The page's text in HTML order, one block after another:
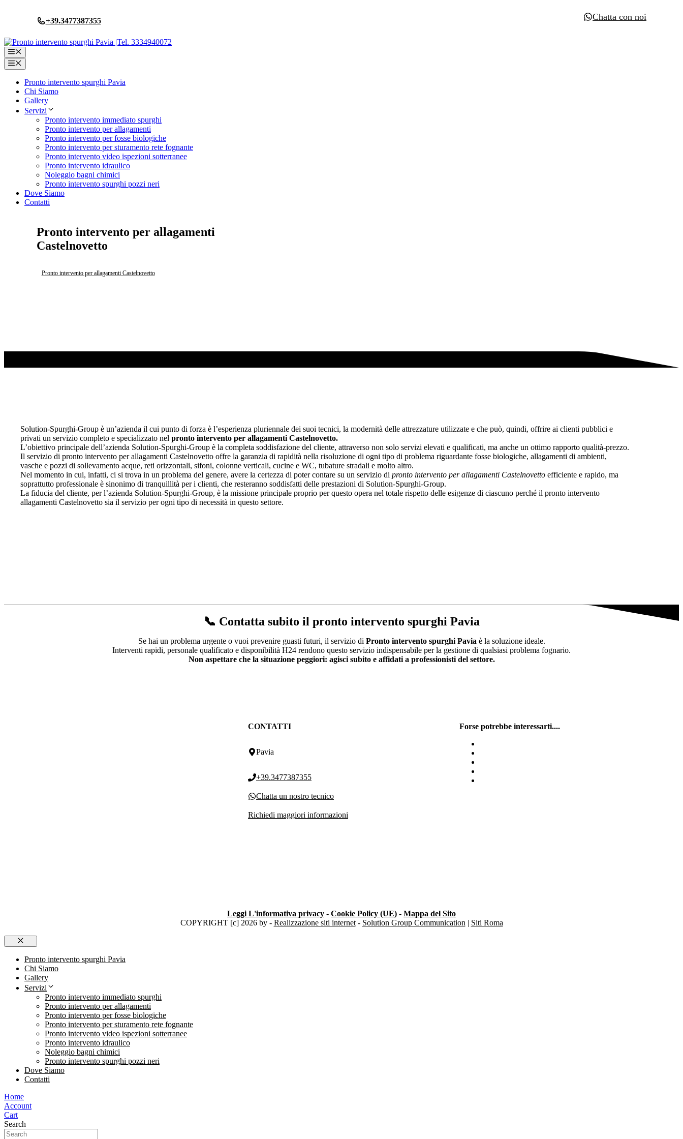
+39.3477387355 Chatta con noi
Menu
Menu
Pronto intervento spurghi Pavia
Chi Siamo
Gallery
Servizi
Pronto intervento immediato spurghi
Pronto intervento per allagamenti
Pronto intervento per fosse biologiche
Pronto intervento per sturamento rete fognante
Pronto intervento video ispezioni sotterranee
Pronto intervento idraulico
Noleggio bagni chimici
Pronto intervento spurghi pozzi neri
Dove Siamo
Contatti
Pronto intervento per allagamenti
Castelnovetto
Pronto intervento per allagamenti Castelnovetto
Solution-Spurghi-Group è un’azienda il cui punto di forza è l’esperienza pluriennale dei suoi tecnici, la modernità delle attrezzature utilizzate e che può, quindi, offrire ai clienti pubblici e
privati un servizio completo e specializzato nel pronto intervento per allagamenti Castelnovetto.
L’obiettivo principale dell’azienda Solution-Spurghi-Group è la completa soddisfazione del cliente, attraverso non solo servizi elevati e qualificati, ma anche un ottimo rapporto qualità-prezzo.
Il servizio di pronto intervento per allagamenti Castelnovetto offre la garanzia di rapidità nella risoluzione di ogni tipo di problema riguardante fosse biologiche, allagamenti di ambienti,
vasche e pozzi di sollevamento acque, reti orizzontali, sifoni, colonne verticali, cucine e WC, tubature stradali e molto altro.
Nel momento in cui, infatti, ci si trova in un problema del genere, avere la certezza di poter contare su un servizio di pronto intervento per allagamenti Castelnovetto efficiente e rapido, ma
soprattutto professionale è sinonimo di tranquillità per i clienti, che resteranno soddisfatti delle prestazioni di Solution-Spurghi-Group.
La fiducia del cliente, per l’azienda Solution-Spurghi-Group, è la missione principale proprio per questo opera nel totale rispetto delle esigenze di ciascuno perché il pronto intervento
allagamenti Castelnovetto sia il servizio per ogni tipo di necessità in questo settore.
📞 Contatta subito il pronto intervento spurghi Pavia
Se hai un problema urgente o vuoi prevenire guasti futuri, il servizio di Pronto intervento spurghi Pavia è la soluzione ideale.
Interventi rapidi, personale qualificato e disponibilità H24 rendono questo servizio indispensabile per la gestione di qualsiasi problema fognario.
Non aspettare che la situazione peggiori: agisci subito e affidati a professionisti del settore.
CONTATTI
Pavia
+39.3477387355
Chatta un nostro tecnico
Richiedi maggiori informazioni
Forse potrebbe interessarti....
Leggi L'informativa privacy - Cookie Policy (UE) - Mappa del Sito
COPYRIGHT [c] 2026 by - Realizzazione siti internet- Solution Group Communication | Siti Roma
Chiudi
Pronto intervento spurghi Pavia
Chi Siamo
Gallery
Servizi
Pronto intervento immediato spurghi
Pronto intervento per allagamenti
Pronto intervento per fosse biologiche
Pronto intervento per sturamento rete fognante
Pronto intervento video ispezioni sotterranee
Pronto intervento idraulico
Noleggio bagni chimici
Pronto intervento spurghi pozzi neri
Dove Siamo
Contatti
Home
Account
Cart
Search